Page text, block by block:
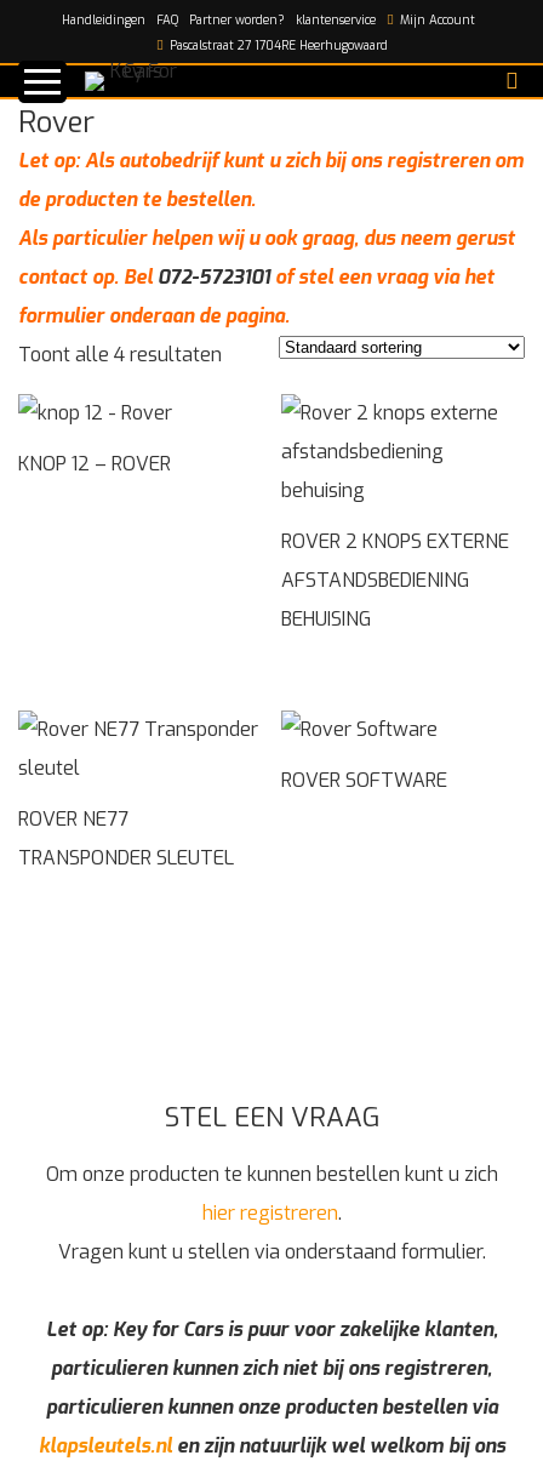
Handleidingen FAQ Partner worden? klantenservice
Mijn Account
Pascalstraat 27 1704RE Heerhugowaard
Home/Automerken/Rover
Rover
Let op: Als autobedrijf kunt u zich bij ons registreren om
de producten te bestellen.
Als particulier helpen wij u ook graag, dus neem gerust
contact op. Bel072-5723101of stel een vraag via het
formulier onderaan de pagina.
Toont alle 4 resultaten
KNOP 12 – ROVER
ROVER 2 KNOPS EXTERNE
AFSTANDSBEDIENING
BEHUISING
ROVER NE77
TRANSPONDER SLEUTEL
ROVER SOFTWARE
STEL EEN VRAAG
Om onze producten te kunnen bestellen kunt u zich
hier registreren.
Vragen kunt u stellen via onderstaand formulier.
Let op: Key for Cars is puur voor zakelijke klanten,
particulieren kunnen zich niet bij ons registreren,
particulieren kunnen onze producten bestellen via
klapsleutels.nlen zijn natuurlijk wel welkom bij ons